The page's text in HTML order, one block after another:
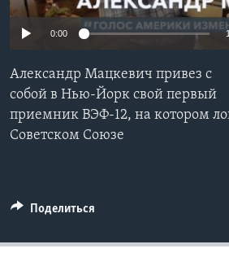
Learning English
СОЦИАЛЬНЫЕ СЕТИ
0:00
Александр Мацкевич привез с
собой в Нью-Йорк свой первый
приемник ВЭФ-12, на котором
Советском Союзе
Поделиться